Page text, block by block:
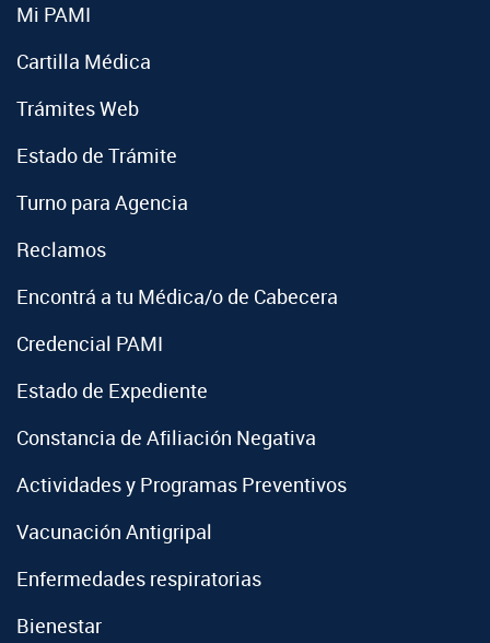
Mi PAMI
Cartilla Médica
Trámites Web
Estado de Trámite
Turno para Agencia
Reclamos
Encontrá a tu Médica/o de Cabecera
Credencial PAMI
Estado de Expediente
Constancia de Afiliación Negativa
Actividades y Programas Preventivos
Vacunación Antigripal
Enfermedades respiratorias
Bienestar